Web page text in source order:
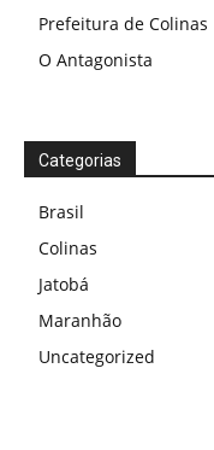
Prefeitura de Colinas
O Antagonista
Categorias
Brasil
Colinas
Jatobá
Maranhão
Uncategorized